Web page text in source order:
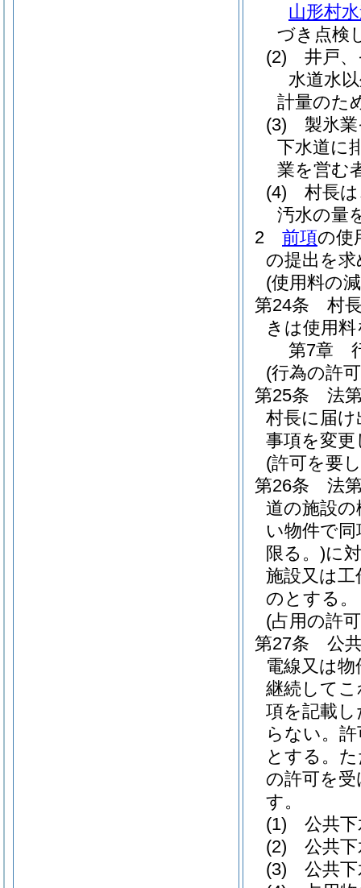
山形村
づき点検
(2)
井戸
水道水
計量のた
(3)
製氷
下水道に
業を営む
(4)
村長
汚水の量
2
前項の使
の提出を
(使用料の
第24条
村
きは使用
第7章
(行為の許
第25条
法
村長に届
事項を変
(許可を要
第26条
法
道の施設
い物件で
限る。)に
施設又は
のとする。
(占用の許
第27条
公
電線又は
継続して
項を記載
らない。
とする。
の許可を
す。
(1)
公共
(2)
公共
(3)
公共